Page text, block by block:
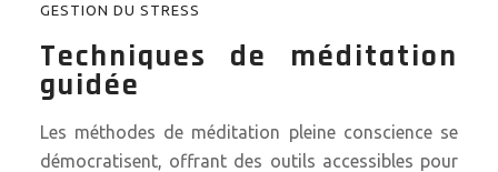
GESTION DU STRESS
Techniques de méditation
guidée
Les méthodes de méditation pleine conscience se
démocratisent, offrant des outils accessibles pour